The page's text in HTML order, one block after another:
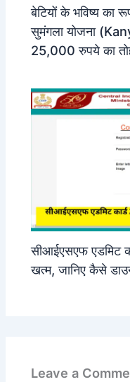
बेटियों के भविष्य का
सुमंगला योजना
25,000 रुपये का
सीआईएसएफ एडमिट
खत्म, जानिए कैसे
Leave a